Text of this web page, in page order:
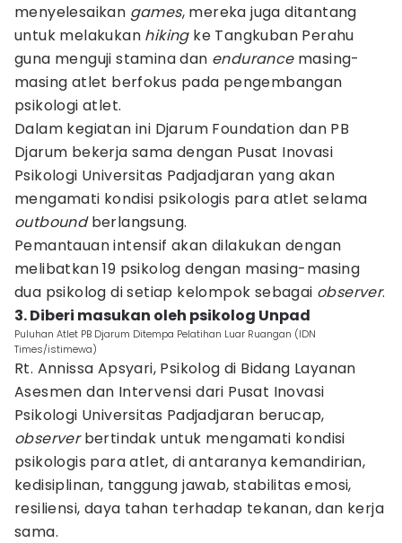
menyelesaikan games, mereka juga ditantang
untuk melakukan hikingke Tangkuban Perahu
guna menguji stamina dan endurancemasing-
masing atlet berfokus pada pengembangan
psikologi atlet.
Dalam kegiatan ini Djarum Foundation dan PB
Djarum bekerja sama dengan Pusat Inovasi
Psikologi Universitas Padjadjaran yang akan
mengamati kondisi psikologis para atlet selama
outboundberlangsung.
Pemantauan intensif akan dilakukan dengan
melibatkan 19 psikolog dengan masing-masing
dua psikolog di setiap kelompok sebagai observer.
3. Diberi masukan oleh psikolog Unpad
Puluhan Atlet PB Djarum Ditempa Pelatihan Luar Ruangan (IDN
Times/istimewa)
Rt. Annissa Apsyari, Psikolog di Bidang Layanan
Asesmen dan Intervensi dari Pusat Inovasi
Psikologi Universitas Padjadjaran berucap,
observerbertindak untuk mengamati kondisi
psikologis para atlet, di antaranya kemandirian,
kedisiplinan, tanggung jawab, stabilitas emosi,
resiliensi, daya tahan terhadap tekanan, dan kerja
sama.